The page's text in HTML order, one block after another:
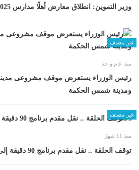
وزير التموين: انطلاق معارض أهلًا مدارس 2025 اعتبارا من 1 سبتمبر
غير مصنف
منذ عام واحد
رئيس الوزراء يستعرض موقف مشروعى
ومدينة شمس الحكمة
غير مصنف
منذ 11 شهرًا
توقف الحلقة .. نقل مقدم برنامج 90 دقيقة إلى المستشفى في وعكة